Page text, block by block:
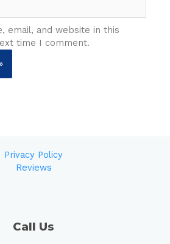
email, and website in this
time I comment.
Privacy Policy
Reviews
Call Us